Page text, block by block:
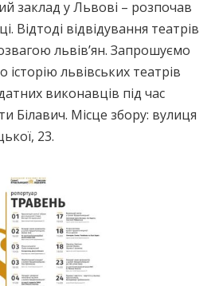
заклад у Львові – розпочав
Відтоді відвідування театрів
львів’ян. Запрошуємо
історію львівських театрів
виконавців під час
Білавич. Місце збору: вулиця
23.